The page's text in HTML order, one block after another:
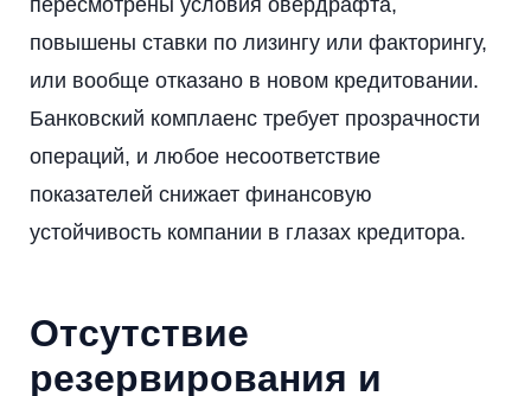
повышены ставки по лизингу или факторингу,
или вообще отказано в новом кредитовании.
Банковский комплаенс требует прозрачности
операций, и любое несоответствие
показателей снижает финансовую
устойчивость компании в глазах кредитора.
Отсутствие
резервирования и